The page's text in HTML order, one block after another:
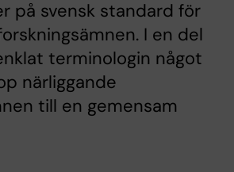
på svensk standard för
I en del
terminologin något
närliggande
till en gemensam